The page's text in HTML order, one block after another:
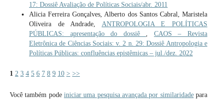
17: Dossiê Avaliação de Políticas Sociais/abr. 2011
Alicia Ferreira Gonçalves, Alberto dos Santos Cabral, Maristela
Oliveira de Andrade, ANTROPOLOGIA E POLÍTICAS
PÚBLICAS: apresentação do dossiê
CAOS – Revista
Eletrônica de Ciências Sociais: v. 2 n. 29: Dossiê Antropologia e
Políticas Públicas: confluências epistêmicas – jul./dez. 2022
1 2 3 4 5 6 7 8 9 10 > >>
Você também pode iniciar uma pesquisa avançada por similaridadepara